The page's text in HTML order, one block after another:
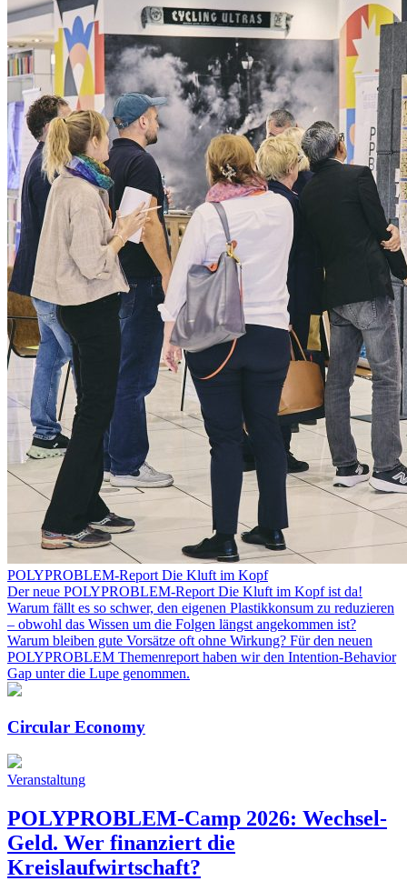
POLYPROBLEM-Report Die Kluft im Kopf
Der neue POLYPROBLEM-Report Die Kluft im Kopf ist da!
Warum fällt es so schwer, den eigenen Plastikkonsum zu reduzieren
– obwohl das Wissen um die Folgen längst angekommen ist?
Warum bleiben gute Vorsätze oft ohne Wirkung? Für den neuen
POLYPROBLEM Themenreport haben wir den Intention-Behavior
Gap unter die Lupe genommen.
Circular Economy
Veranstaltung
POLYPROBLEM-Camp 2026: Wechsel-
Geld. Wer finanziert die
Kreislaufwirtschaft?